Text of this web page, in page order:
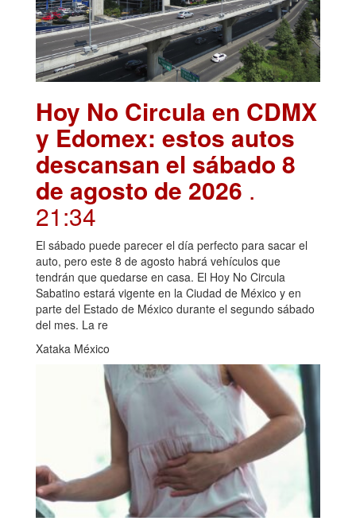
Hoy No Circula en CDMX
y Edomex: estos autos
descansan el sábado 8
de agosto de 2026 .
21:34
El sábado puede parecer el día perfecto para sacar el
auto, pero este 8 de agosto habrá vehículos que
tendrán que quedarse en casa. El Hoy No Circula
Sabatino estará vigente en la Ciudad de México y en
parte del Estado de México durante el segundo sábado
del mes. La re
Xataka México